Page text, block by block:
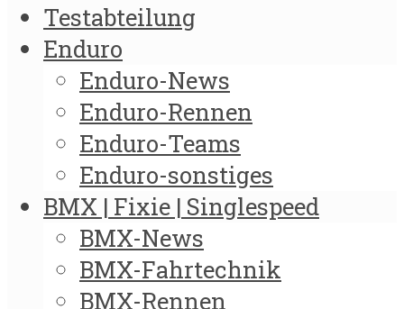
Testabteilung
Enduro
Enduro-News
Enduro-Rennen
Enduro-Teams
Enduro-sonstiges
BMX | Fixie | Singlespeed
BMX-News
BMX-Fahrtechnik
BMX-Rennen